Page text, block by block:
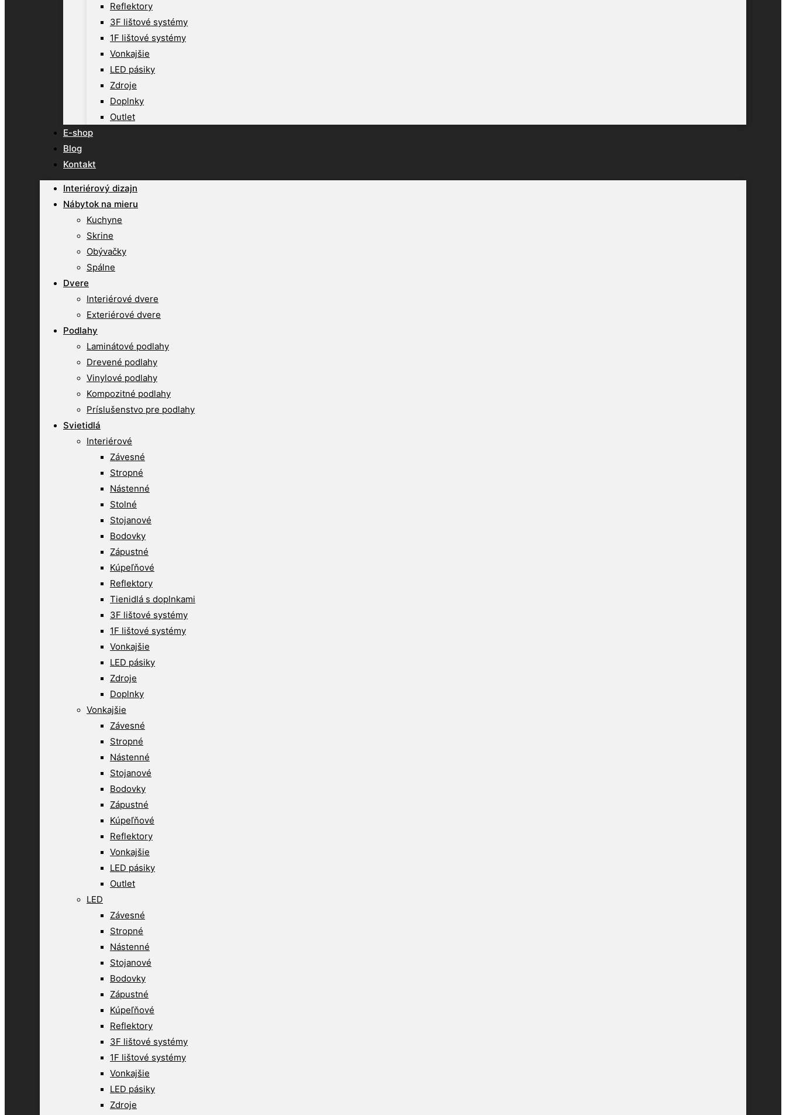
Reflektory
3F lištové systémy
1F lištové systémy
Vonkajšie
LED pásiky
Zdroje
Doplnky
Outlet
E-shop
Blog
Kontakt
Interiérový dizajn
Nábytok na mieru
Kuchyne
Skrine
Obývačky
Spálne
Dvere
Interiérové dvere
Exteriérové dvere
Podlahy
Laminátové podlahy
Drevené podlahy
Vinylové podlahy
Kompozitné podlahy
Príslušenstvo pre podlahy
Svietidlá
Interiérové
Závesné
Stropné
Nástenné
Stolné
Stojanové
Bodovky
Zápustné
Kúpeľňové
Reflektory
Tienidlá s doplnkami
3F lištové systémy
1F lištové systémy
Vonkajšie
LED pásiky
Zdroje
Doplnky
Vonkajšie
Závesné
Stropné
Nástenné
Stojanové
Bodovky
Zápustné
Kúpeľňové
Reflektory
Vonkajšie
LED pásiky
Outlet
LED
Závesné
Stropné
Nástenné
Stojanové
Bodovky
Zápustné
Kúpeľňové
Reflektory
3F lištové systémy
1F lištové systémy
Vonkajšie
LED pásiky
Zdroje